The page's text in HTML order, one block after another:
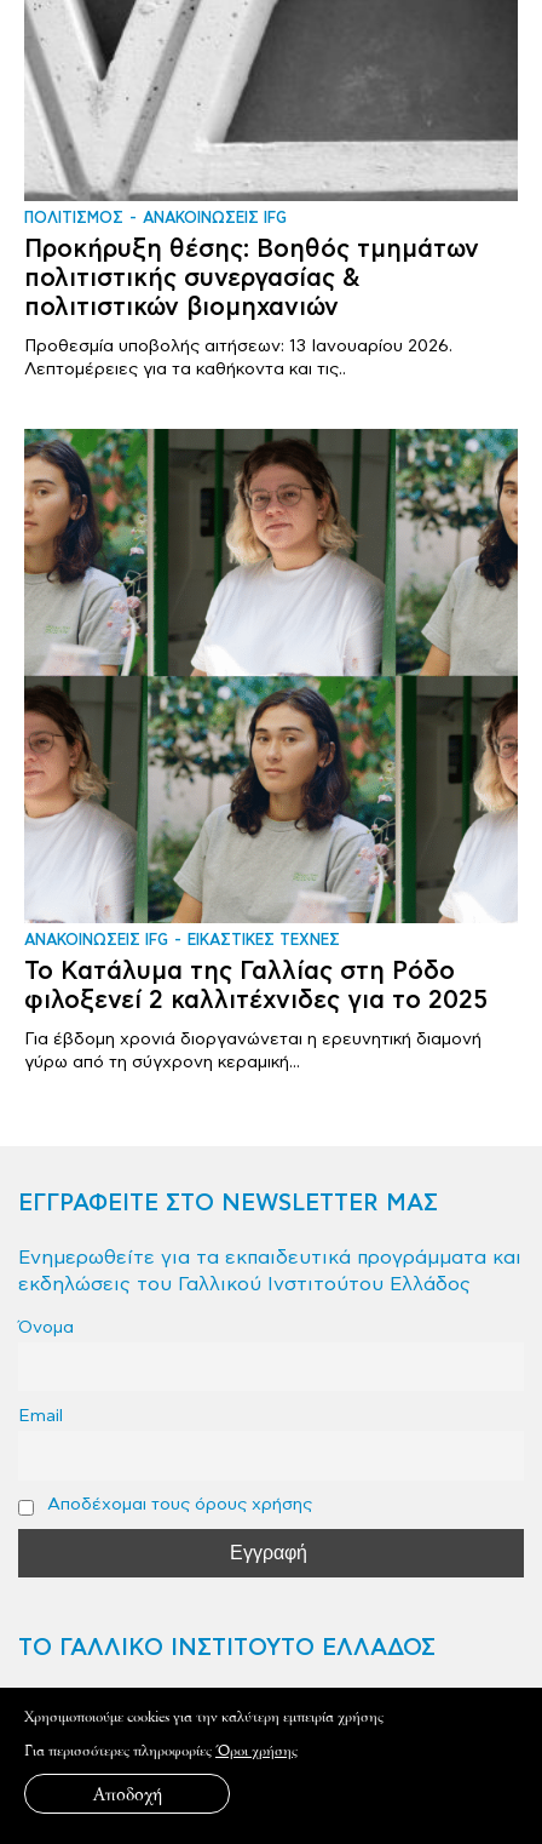
ΠΟΛΙΤΙΣΜΟΣ ΑΝΑΚΟΙΝΩΣΕΙΣ IFG
Προκήρυξη θέσης: Βοηθός τμημάτων
πολιτιστικής συνεργασίας &
πολιτιστικών βιομηχανιών
Προθεσμία υποβολής αιτήσεων: 13 Ιανουαρίου 2026.
Λεπτομέρειες για τα καθήκοντα και τις..
ΑΝΑΚΟΙΝΩΣΕΙΣ IFG ΕΙΚΑΣΤΙΚΕΣ ΤΕΧΝΕΣ
Το Κατάλυμα της Γαλλίας στη Ρόδο
φιλοξενεί 2 καλλιτέχνιδες για το 2025
Για έβδομη χρονιά διοργανώνεται η ερευνητική διαμονή
γύρω από τη σύγχρονη κεραμική...
ΕΓΓΡΑΦΕΙΤΕ ΣΤΟ NEWSLETTER ΜΑΣ
Ενημερωθείτε για τα εκπαιδευτικά προγράμματα και
εκδηλώσεις του Γαλλικού Ινστιτούτου Ελλάδος
Όνομα
Email
Αποδέχομαι τους όρους χρήσης
ΤΟ ΓΑΛΛΙΚΟ ΙΝΣΤΙΤΟΥΤΟ ΕΛΛΑΔΟΣ
Xρησιμοποιούμε cookies για την καλύτερη εμπειρία χρήσης
Για περισσότερες πληροφορίεςΌροι χρήσης
Αποδοχή